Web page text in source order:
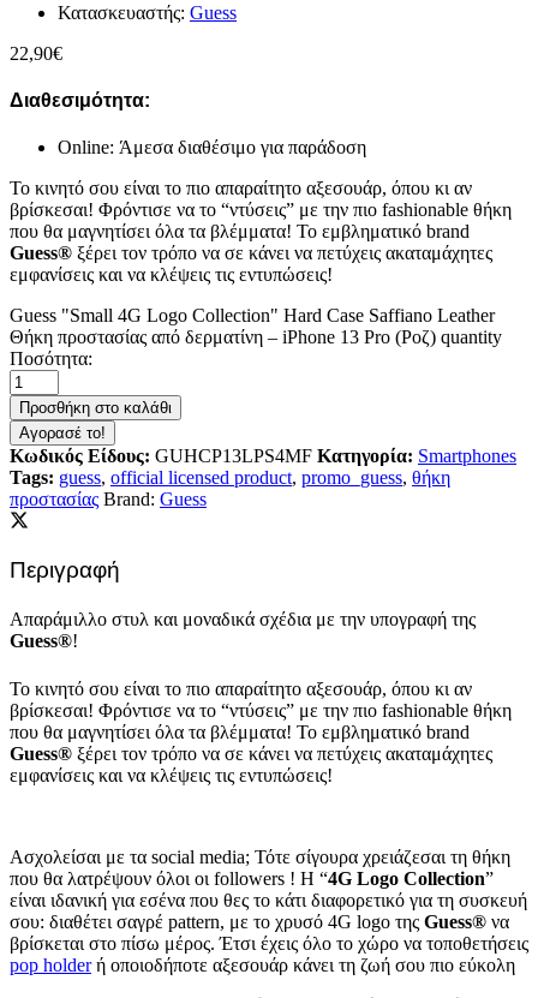
Κατασκευαστής: Guess
22,90€
Διαθεσιμότητα:
Online: Άμεσα διαθέσιμο για παράδοση
Το κινητό σου είναι το πιο απαραίτητο αξεσουάρ, όπου κι αν
βρίσκεσαι! Φρόντισε να το “ντύσεις” με την πιο fashionable θήκη
που θα μαγνητίσει όλα τα βλέμματα! Το εμβληματικό brand
Guess® ξέρει τον τρόπο να σε κάνει να πετύχεις ακαταμάχητες
εμφανίσεις και να κλέψεις τις εντυπώσεις!
Guess "Small 4G Logo Collection" Hard Case Saffiano Leather
Θήκη προστασίας από δερματίνη – iPhone 13 Pro (Ροζ) quantity
Ποσότητα:
Προσθήκη στο καλάθι
Αγορασέ το!
Κωδικός Είδους: GUHCP13LPS4MF Κατηγορία: Smartphones
Tags: guess, official licensed product, promo_guess, θήκη
προστασίας Brand: Guess
Περιγραφή
Απαράμιλλο στυλ και μοναδικά σχέδια με την υπογραφή της
Guess®!
Το κινητό σου είναι το πιο απαραίτητο αξεσουάρ, όπου κι αν
βρίσκεσαι! Φρόντισε να το “ντύσεις” με την πιο fashionable θήκη
που θα μαγνητίσει όλα τα βλέμματα! Το εμβληματικό brand
Guess® ξέρει τον τρόπο να σε κάνει να πετύχεις ακαταμάχητες
εμφανίσεις και να κλέψεις τις εντυπώσεις!
Ασχολείσαι με τα social media; Τότε σίγουρα χρειάζεσαι τη θήκη
που θα λατρέψουν όλοι οι followers ! Η “4G Logo Collection”
είναι ιδανική για εσένα που θες το κάτι διαφορετικό για τη συσκευή
σου: διαθέτει σαγρέ pattern, με το χρυσό 4G logo της Guess® να
βρίσκεται στο πίσω μέρος. Έτσι έχεις όλο το χώρο να τοποθετήσεις
pop holderή οποιοδήποτε αξεσουάρ κάνει τη ζωή σου πιο εύκολη